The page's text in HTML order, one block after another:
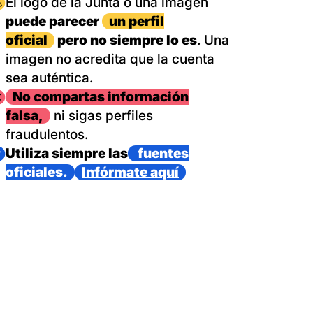
puede parecer
un perfil
oficial
pero no siempre lo es. Una
imagen no acredita que la cuenta
sea auténtica.
No compartas información
falsa,
ni sigas perfiles
fraudulentos.
Utiliza siempre las
fuentes
oficiales.
Infórmate aquí